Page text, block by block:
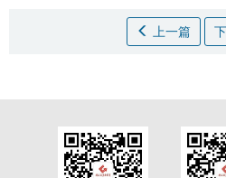
上一篇